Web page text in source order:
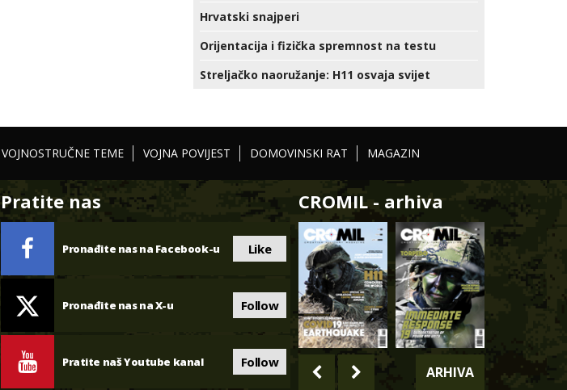
Hrvatski snajperi
Orijentacija i fizička spremnost na testu
Streljačko naoružanje: H11 osvaja svijet
VOJNOSTRUČNE TEME VOJNA POVIJEST DOMOVINSKI RAT MAGAZIN
Pratite nas
Pronađite nas na Facebook-u Like
Pronađite nas na X-u Follow
Pratite naš Youtube kanal Follow
CROMIL - arhiva
ARHIVA